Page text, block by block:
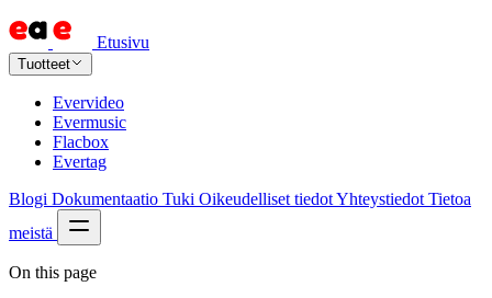
Etusivu
Tuotteet
Evervideo
Evermusic
Flacbox
Evertag
Blogi Dokumentaatio Tuki Oikeudelliset tiedotYhteystiedot Tietoa
meistä
On this page